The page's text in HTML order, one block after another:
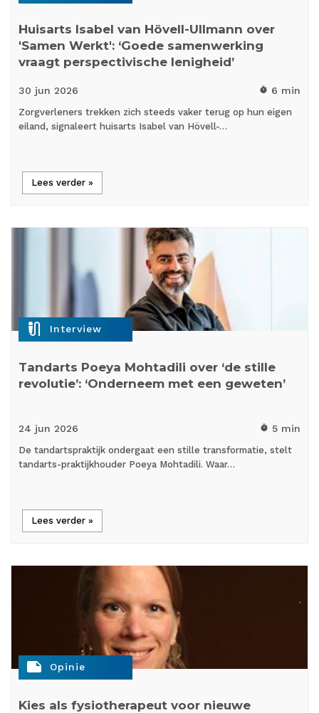
Huisarts Isabel van Hövell-Ullmann over
'Samen Werkt': ‘Goede samenwerking
vraagt perspectivische lenigheid’
30 jun 2026 timer 6 min
Zorgverleners trekken zich steeds vaker terug op hun eigen
eiland, signaleert huisarts Isabel van Hövell-…
Lees verder »
mic_external_on Interview
Tandarts Poeya Mohtadili over ‘de stille
revolutie’: ‘Onderneem met een geweten’
24 jun 2026 timer 5 min
De tandartspraktijk ondergaat een stille transformatie, stelt
tandarts-praktijkhouder Poeya Mohtadili. Waar…
Lees verder »
note Opinie
Kies als fysiotherapeut voor nieuwe